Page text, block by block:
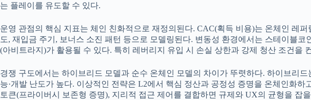
는 플레이를 유도할 수 있다.
운영 관점의 핵심 지표는 체인 친화적으로 재정의된다. CAC(획득 비용)는 온체인 레
도, 재입금 주기, 보너스 소진 패턴 등으로 모델링된다. 변동성 환경에서는 스테이블
(아비트라지)가 활용될 수 있다. 특히 레버리지 유입 시 손실 상한과 강제 청산 조건을
경쟁 구도에서는 하이브리드 모델과 순수 온체인 모델의 차이가 뚜렷하다. 하이브리
능·개발 난도가 높다. 이상적인 전략은 L2에서 핵심 정산과 공정성 증명을 온체인화
토큰(프라이버시 보존형 증명), 지리적 접근 제어를 결합하면 규제와 UX의 균형을 잡